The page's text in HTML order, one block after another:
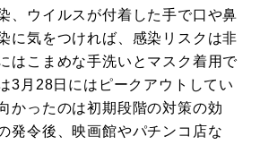
、ウイルスが付着した手で口や鼻
に気をつければ、感染リスクは非
はこまめな手洗いとマスク着用で
3月28日にはピークアウトしてい
かったのは初期段階の対策の効
発令後、映画館やパチンコ店な